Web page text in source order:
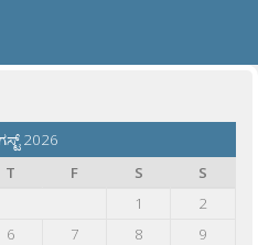
2026
T F S
S
1
2
6 7 8
9